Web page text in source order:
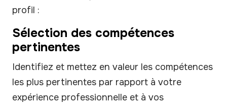
profil :
Sélection des compétences
pertinentes
Identifiez et mettez en valeur les compétences
les plus pertinentes par rapport à votre
expérience professionnelle et à vos